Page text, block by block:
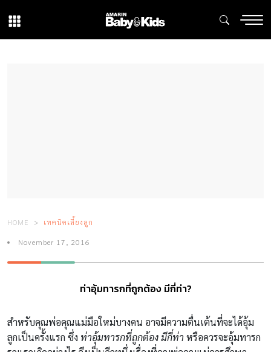
HOME เทคนิคเลี้ยงลูก
November 17, 2016
ท่าอุ้มทารกที่ถูกต้อง มีกี่ท่า?
สำหรับคุณพ่อคุณแม่มือใหม่บางคน อาจมีความตื่นเต้นที่จะได้อุ้ม
ลูกเป็นครั้งแรก ซึ่ง ท่าอุ้มทารกที่ถูกต้อง มีกี่ท่า หรือควรจะอุ้มทารก